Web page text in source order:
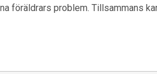
föräldrars problem. Tillsammans